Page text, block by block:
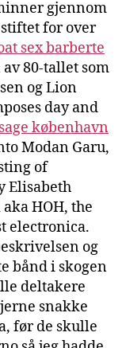
gjennom
for over
sex barberte
80-tallet som
og Lion
day and
københavn
Modan Garu,
of
Elisabeth
HOH, the
electronica.
og
bånd i skogen
deltakere
snakke
før de skulle